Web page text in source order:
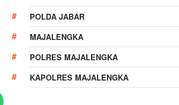
POLDA JABAR
MAJALENGKA
POLRES MAJALENGKA
KAPOLRES MAJALENGKA